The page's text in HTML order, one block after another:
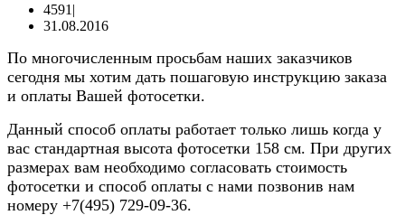
4591 |
31.08.2016
По многочисленным просьбам наших заказчиков
сегодня мы хотим дать пошаговую инструкцию заказа
и оплаты Вашей фотосетки.
Данный способ оплаты работает только лишь когда у
вас стандартная высота фотосетки 158 см. При других
размерах вам необходимо согласовать стоимость
фотосетки и способ оплаты с нами позвонив нам
номеру +7(495) 729-09-36.